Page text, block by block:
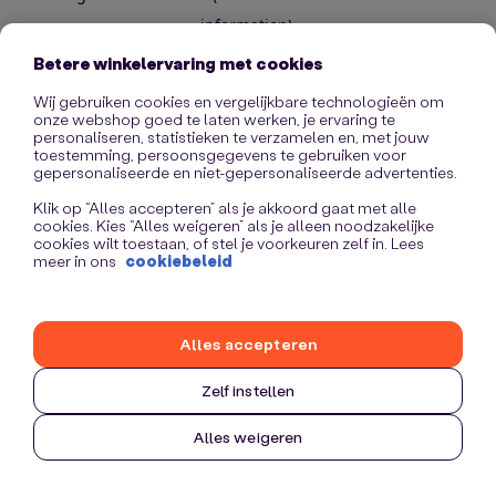
information).
Betere winkelervaring met cookies
Wij gebruiken cookies en vergelijkbare technologieën om
onze webshop goed te laten werken, je ervaring te
personaliseren, statistieken te verzamelen en, met jouw
toestemming, persoonsgegevens te gebruiken voor
gepersonaliseerde en niet-gepersonaliseerde advertenties.
Klik op “Alles accepteren” als je akkoord gaat met alle
cookies. Kies “Alles weigeren” als je alleen noodzakelijke
cookies wilt toestaan, of stel je voorkeuren zelf in. Lees
meer in ons cookiebeleid
Zelf instellen
Alles weigeren
Alles accepteren